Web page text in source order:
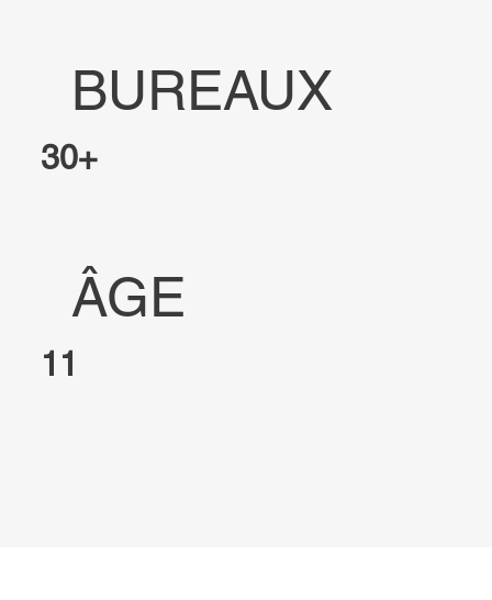
BUREAUX
30+
ÂGE
11